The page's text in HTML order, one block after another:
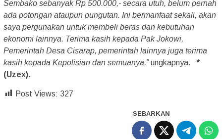
Sembako sebanyak Rp 500.000,- secara utuh, belum pernah
ada potongan ataupun pungutan. Ini bermanfaat sekali, akan
saya pergunakan untuk membeli beras dan kebutuhan
ekonomi lainnya. Terima kasih kepada Pak Jokowi,
Pemerintah Desa Cisarap, pemerintah lainnya juga terima
kasih kepada Kepolisian dan semuanya,”ungkapnya.*
(Uzex).
Post Views: 327
SEBARKAN